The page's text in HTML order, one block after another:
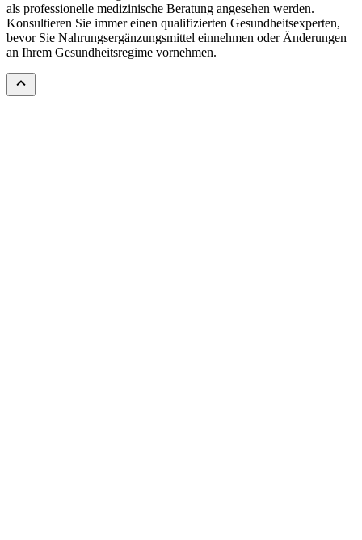
als professionelle medizinische Beratung angesehen werden.
Konsultieren Sie immer einen qualifizierten Gesundheitsexperten,
bevor Sie Nahrungsergänzungsmittel einnehmen oder Änderungen
an Ihrem Gesundheitsregime vornehmen.